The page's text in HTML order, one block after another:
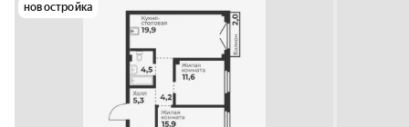
новостройка